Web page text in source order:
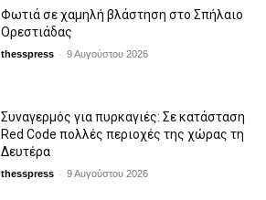
Φωτιά σε χαμηλή βλάστηση στο Σπήλαιο
Ορεστιάδας
thesspress - 9 Αυγούστου 2026
Συναγερμός για πυρκαγιές: Σε κατάσταση
Red Code πολλές περιοχές της χώρας τη
Δευτέρα
thesspress - 9 Αυγούστου 2026